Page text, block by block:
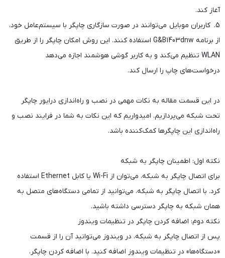
آغاز کند.
5. کاربران موبایل می‌توانند در صورت سازگاری چاپگر با سیستم‌عامل خود،
از برنامه G&B1403dnw استفاده کنند. این روش امکان چاپگر را از طریق
WLAN تنظیم می‌کند و به کاربر گوشی هوشمند اجازه می‌دهد
درخواست‌های چاپ را ارسال کند.
در این قسمت مقاله به نکات مهمی در نصب و راه‌اندازی درایور چاپگر
تحت شبکه می‌پردازیم. امیدواریم که این نکات به شما در فرایند نصب و
راه‌اندازی این چاپگرها کمک‌کننده باشد.
نکته اول: اطمینان چاپگر به شبکه
برای اتصال چاپگر به شبکه، می‌توان از Wi-Fi یا کابل Ethernet استفاده
کرد. با اتصال چاپگر به شبکه، می‌توانید از تمامی دستگاه‌های متصل به
همان شبکه به چاپگر دسترسی داشته باشید.
نکته دوم: اضافه کردن چاپگر در تنظیمات ویندوز
پس از اتصال چاپگر به شبکه، در ویندوز می‌توانید آن را از قسمت
«دستگاه‌ها» در تنظیمات ویندوز اضافه کنید. با اضافه کردن چاپگر،